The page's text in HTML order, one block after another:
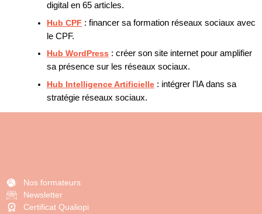
digital en 65 articles.
Hub CPF : financer sa formation réseaux sociaux avec
le CPF.
Hub WordPress : créer son site internet pour amplifier
sa présence sur les réseaux sociaux.
Hub Intelligence Artificielle : intégrer l’IA dans sa
stratégie réseaux sociaux.
Nos formateurs
Newsletter
Certificat Qualiopi